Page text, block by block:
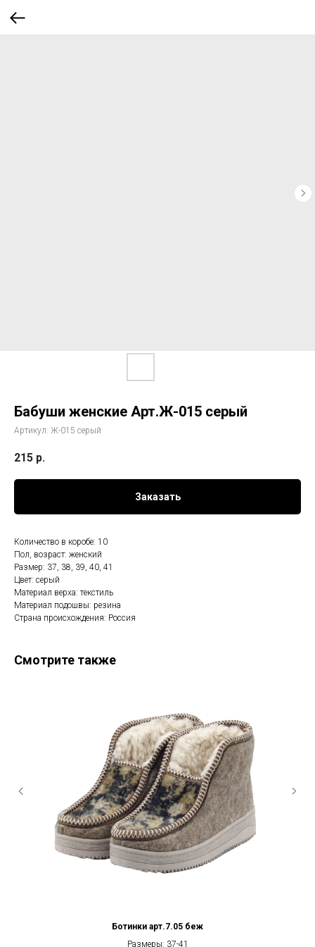
Бабуши женские Арт.Ж-015 серый
Артикул: Ж-015 серый
215 р.
Заказать
Количество в коробе: 10
Пол, возраст: женский
Размер: 37, 38, 39, 40, 41
Цвет: серый
Материал верха: текстиль
Материал подошвы: резина
Страна происхождения: Россия
Смотрите также
Ботинки арт.7.05 беж
Размеры: 37-41